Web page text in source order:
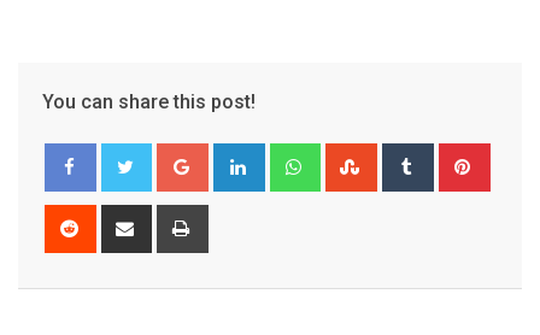
You can share this post!
Google+ LinkedIn WhatsappStumbleUpon
Tumblr
Reddit
Share